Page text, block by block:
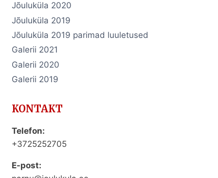
Jõuluküla 2020
Jõuluküla 2019
Jõuluküla 2019 parimad luuletused
Galerii 2021
Galerii 2020
Galerii 2019
KONTAKT
Telefon:
+3725252705
E-post: